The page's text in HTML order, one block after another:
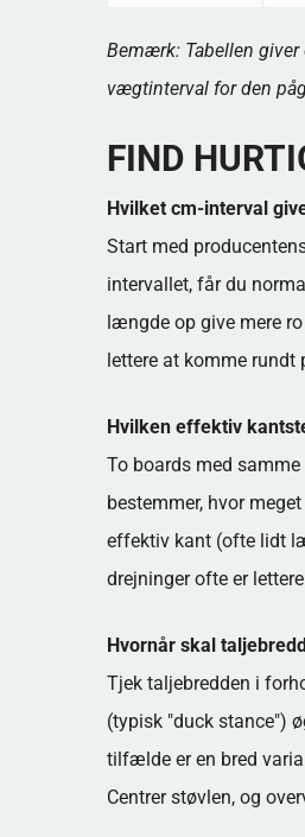
Bemærk: Tabellen
vægtinterval for den
FIND
Hvilket cm-interval
Start med
intervallet, får du
længde op give mere
lettere at komme rundt
Hvilken effektiv
To boards med
bestemmer, hvor
effektiv kant (ofte lidt
drejninger ofte er
Hvornår skal
Tjek taljebredden i
(typisk "duck stance")
tilfælde er en bred
Centrer støvlen, og